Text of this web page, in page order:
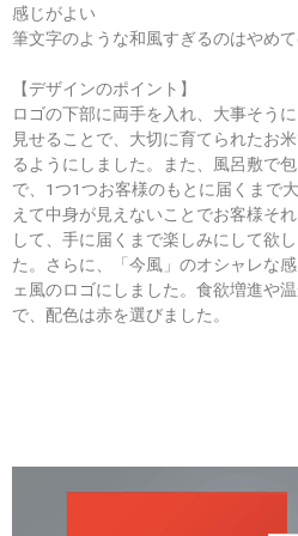
感じがよい
筆文字のような和風すぎるのはやめ
【デザインのポイント】
ロゴの下部に両手を入れ、大事そう
見せることで、大切に育てられたお
るようにしました。また、風呂敷で
で、1つ1つお客様のもとに届くまで
えて中身が見えないことでお客様そ
して、手に届くまで楽しみにして欲
た。さらに、「今風」のオシャレな
ェ風のロゴにしました。食欲増進や
で、配色は赤を選びました。